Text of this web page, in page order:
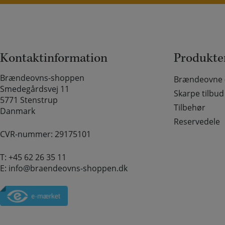
Kontaktinformation
Brændeovns-shoppen
Smedegårdsvej 11
5771 Stenstrup
Danmark
CVR-nummer: 29175101
T: +45 62 26 35 11
E: info@braendeovns-shoppen.dk
Brændeovne
Skarpe tilbud
Tilbehør
Reservedele